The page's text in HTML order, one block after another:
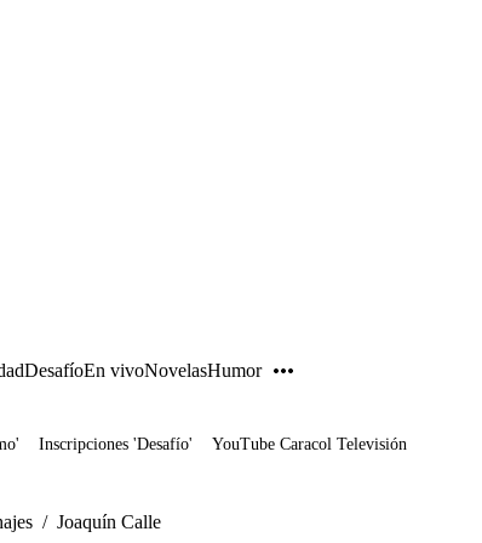
DesafíoEn vivoNovelasHumor
Inscripciones 'Desafío' YouTube Caracol Televisión
/ Joaquín Calle